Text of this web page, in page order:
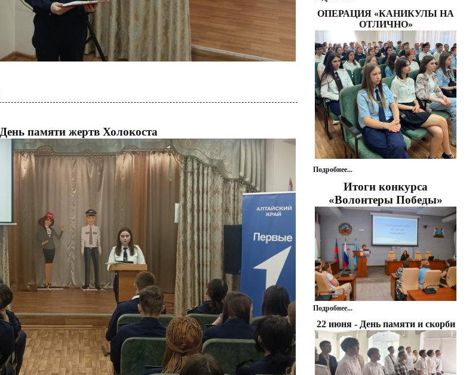
День памяти жертв Холокоста
ОПЕРАЦИЯ «КАНИКУЛЫ НА
ОТЛИЧНО»
Подробнее...
Итоги конкурса
«Волонтеры Победы»
Подробнее...
22 июня - День памяти и скорби